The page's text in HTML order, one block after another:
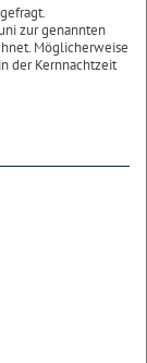
zur genannten
Möglicherweise
der Kernnachtzeit